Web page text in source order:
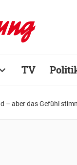
TV
– aber das Gefühl